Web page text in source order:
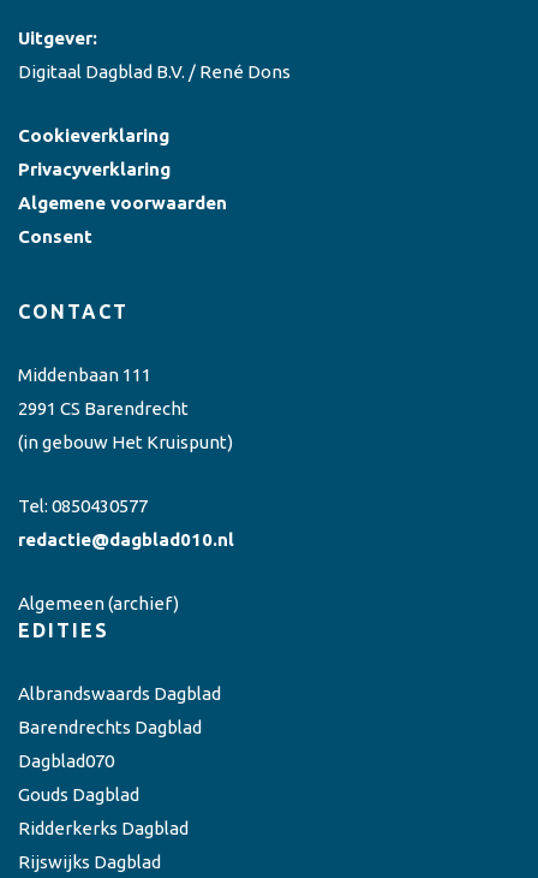
Uitgever:
Digitaal Dagblad B.V. / René Dons
Cookieverklaring
Privacyverklaring
Algemene voorwaarden
Consent
CONTACT
Middenbaan 111
2991 CS Barendrecht
(in gebouw Het Kruispunt)
Tel: 0850430577
redactie@dagblad010.nl
Algemeen(archief)
EDITIES
Albrandswaards Dagblad
Barendrechts Dagblad
Dagblad070
Gouds Dagblad
Ridderkerks Dagblad
Rijswijks Dagblad